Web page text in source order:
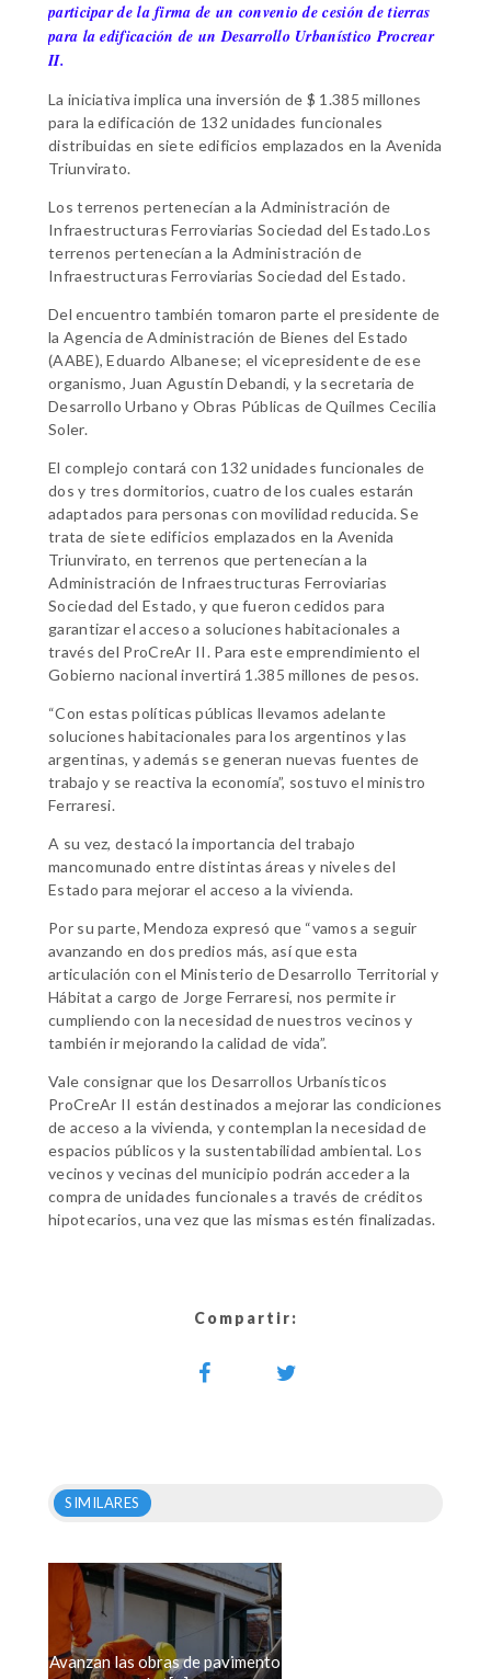
participar de la firma de un convenio de cesión de tierras
para la edificación de un Desarrollo Urbanístico Procrear
II.
La iniciativa implica una inversión de $ 1.385 millones
para la edificación de 132 unidades funcionales
distribuidas en siete edificios emplazados en la Avenida
Triunvirato.
Los terrenos pertenecían a la Administración de
Infraestructuras Ferroviarias Sociedad del Estado.Los
terrenos pertenecían a la Administración de
Infraestructuras Ferroviarias Sociedad del Estado.
Del encuentro también tomaron parte el presidente de
la Agencia de Administración de Bienes del Estado
(AABE), Eduardo Albanese; el vicepresidente de ese
organismo, Juan Agustín Debandi, y la secretaria de
Desarrollo Urbano y Obras Públicas de Quilmes Cecilia
Soler.
El complejo contará con 132 unidades funcionales de
dos y tres dormitorios, cuatro de los cuales estarán
adaptados para personas con movilidad reducida. Se
trata de siete edificios emplazados en la Avenida
Triunvirato, en terrenos que pertenecían a la
Administración de Infraestructuras Ferroviarias
Sociedad del Estado, y que fueron cedidos para
garantizar el acceso a soluciones habitacionales a
través del ProCreAr II. Para este emprendimiento el
Gobierno nacional invertirá 1.385 millones de pesos.
“Con estas políticas públicas llevamos adelante
soluciones habitacionales para los argentinos y las
argentinas, y además se generan nuevas fuentes de
trabajo y se reactiva la economía”, sostuvo el ministro
Ferraresi.
A su vez, destacó la importancia del trabajo
mancomunado entre distintas áreas y niveles del
Estado para mejorar el acceso a la vivienda.
Por su parte, Mendoza expresó que “vamos a seguir
avanzando en dos predios más, así que esta
articulación con el Ministerio de Desarrollo Territorial y
Hábitat a cargo de Jorge Ferraresi, nos permite ir
cumpliendo con la necesidad de nuestros vecinos y
también ir mejorando la calidad de vida”.
Vale consignar que los Desarrollos Urbanísticos
ProCreAr II están destinados a mejorar las condiciones
de acceso a la vivienda, y contemplan la necesidad de
espacios públicos y la sustentabilidad ambiental. Los
vecinos y vecinas del municipio podrán acceder a la
compra de unidades funcionales a través de créditos
hipotecarios, una vez que las mismas estén finalizadas.
Compartir:
SIMILARES
Avanzan las obras de pavimento